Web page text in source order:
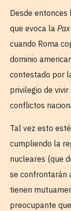
Desde entonces
que evoca la
cuando Roma
dominio
contestado por
privilegio de
conflictos
Tal vez esto
cumpliendo la
nucleares (que
se confrontarán
tienen
preocupante